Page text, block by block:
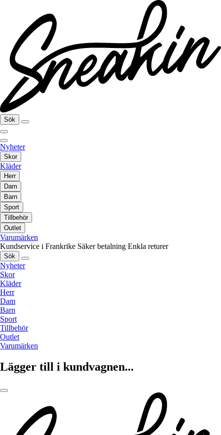
Sök
Nyheter
Skor
Kläder
Herr
Dam
Barn
Sport
Tillbehör
Outlet
Varumärken
Kundservice i Frankrike Säker betalning Enkla returer
Sök
Nyheter
Skor
Kläder
Herr
Dam
Barn
Sport
Tillbehör
Outlet
Varumärken
Lägger till i kundvagnen...